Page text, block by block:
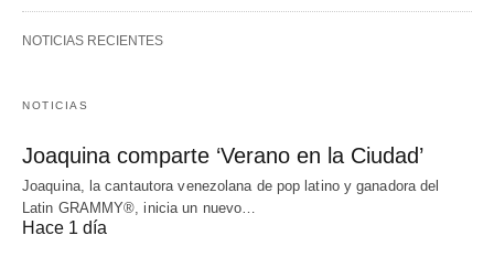
NOTICIAS RECIENTES
NOTICIAS
Joaquina comparte ‘Verano en la Ciudad’
Joaquina, la cantautora venezolana de pop latino y ganadora del
Latin GRAMMY®, inicia un nuevo…
Hace 1 día